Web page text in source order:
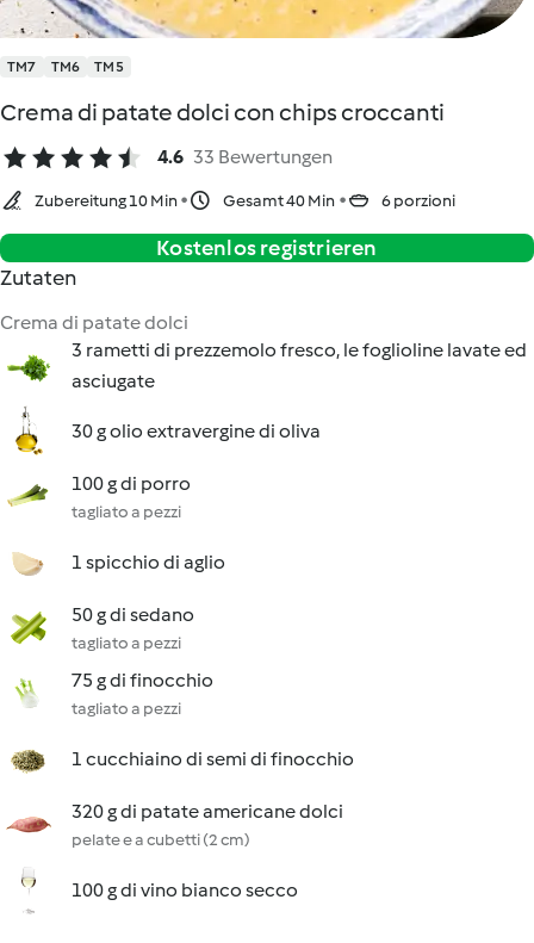
TM7 TM6 TM5
Crema di patate dolci con chips croccanti
4.6 33 Bewertungen
Zubereitung 10 Min Gesamt 40 Min 6 porzioni
Kostenlos registrieren
Zutaten
Crema di patate dolci
3 rametti di prezzemolo fresco, le foglioline lavate ed
asciugate
30 g olio extravergine di oliva
100 g di porro
tagliato a pezzi
1 spicchio di aglio
50 g di sedano
tagliato a pezzi
75 g di finocchio
tagliato a pezzi
1 cucchiaino di semi di finocchio
320 g di patate americane dolci
pelate e a cubetti (2 cm)
100 g di vino bianco secco